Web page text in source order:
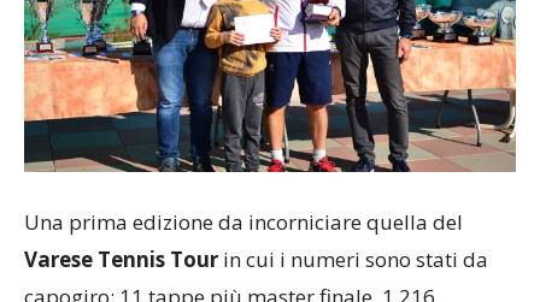
Una prima edizione da incorniciare quella del
Varese Tennis Tour in cui i numeri sono stati da